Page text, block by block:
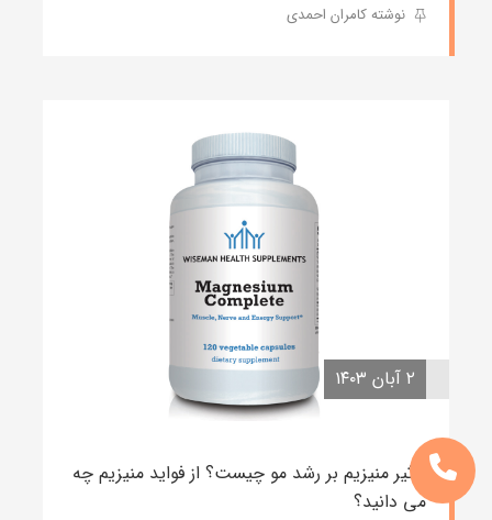
نوشته کامران احمدی
۲ آبان ۱۴۰۳
تاثیر منیزیم بر رشد مو چیست؟ از فواید منیزیم چه
می دانید؟